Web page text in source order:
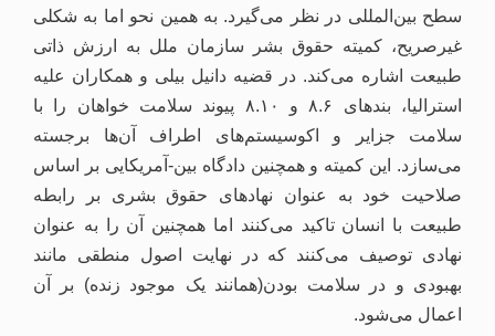
سطح بین‌المللی در نظر می‌گیرد. به همین نحو اما به شکلی
غیرصریح، کمیته حقوق بشر سازمان ملل به ارزش ذاتی
طبیعت اشاره می‌کند. در قضیه‌ دانیل بیلی و همکاران علیه
استرالیا، بند‌های ۸.۶ و ۸.۱۰ پیوند سلامت خواهان را با
سلامت جزایر و اکوسیستم‌های اطراف آن‌ها برجسته
می‌سازد. این کمیته و همچنین دادگاه بین-آمریکایی بر اساس
صلاحیت خود به عنوان نهادهای حقوق بشری بر رابطه
طبیعت با انسان تاکید می‌کنند اما همچنین آن را به‌ عنوان
نهادی توصیف می‌کنند که در نهایت اصول منطقی مانند
بهبودی و در سلامت بودن(همانند یک موجود زنده) بر آن
اعمال می‌شود.